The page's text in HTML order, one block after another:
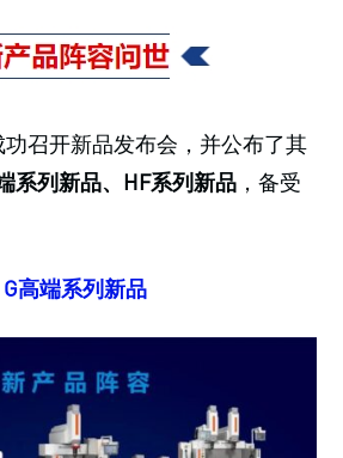
召开新品发布会，并公布了其
系列新品、HF系列新品 ，备受
G高端系列新品